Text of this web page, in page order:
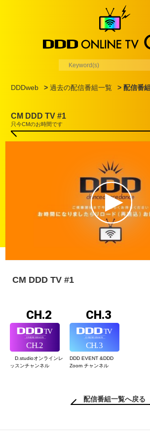
DDDweb >過去の配信番組一覧 > 配信番組
CM DDD TV #1
只今CMのお時間です
CM DDD TV #1
CH.2
D.studioオンラインレ
ッスンチャンネル
CH.3
DDD EVENT &DDD
Zoom チャンネル
配信番組一覧へ戻る